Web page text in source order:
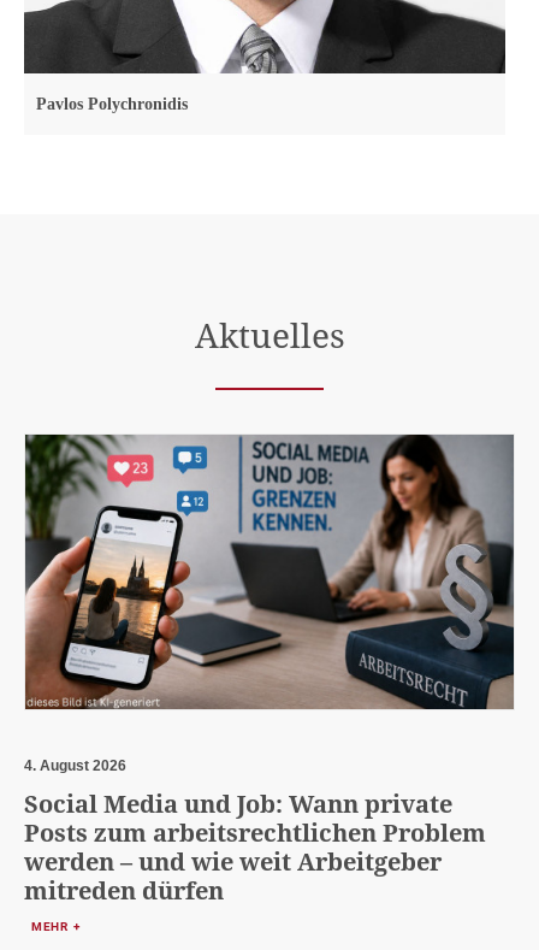
Pavlos Polychronidis
Aktuelles
4. August 2026
Social Media und Job: Wann private
Posts zum arbeitsrechtlichen Problem
werden – und wie weit Arbeitgeber
mitreden dürfen
MEHR +